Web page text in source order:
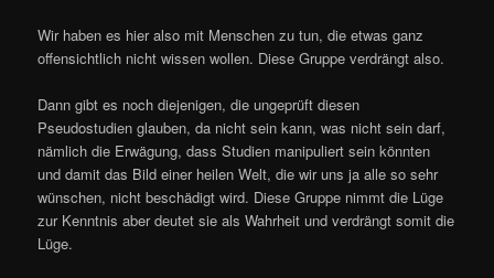
Wir haben es hier also mit Menschen zu tun, die etwas ganz
offensichtlich nicht wissen wollen. Diese Gruppe verdrängt also.
Dann gibt es noch diejenigen, die ungeprüft diesen
Pseudostudien glauben, da nicht sein kann, was nicht sein darf,
nämlich die Erwägung, dass Studien manipuliert sein könnten
und damit das Bild einer heilen Welt, die wir uns ja alle so sehr
wünschen, nicht beschädigt wird. Diese Gruppe nimmt die Lüge
zur Kenntnis aber deutet sie als Wahrheit und verdrängt somit die
Lüge.